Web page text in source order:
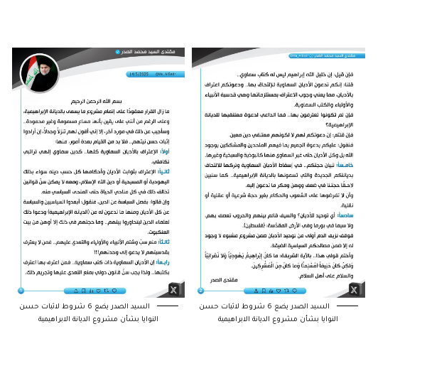
السيد الصدر يضع 6 شروط لاثبات حسن
النوايا بشأن مشروع الديانة الابراهيمية
السيد الصدر يضع 6 شروط لاثبات حسن
النوايا بشأن مشروع الديانة الابراهيمية